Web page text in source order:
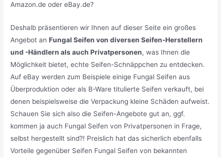
Amazon.de oder eBay.de?
Deshalb präsentieren wir Ihnen auf dieser Seite ein großes
Angebot anFungal Seifen von diversen Seifen-Herstellern
und -Händlern als auch Privatpersonen, was Ihnen die
Möglichkeit bietet, echte Seifen-Schnäppchen zu entdecken.
Auf eBay werden zum Beispiele einige Fungal Seifen aus
Überproduktion oder als B-Ware titulierte Seifen verkauft, bei
denen beispielsweise die Verpackung kleine Schäden aufweist.
Schauen Sie sich also die Seifen-Angebote gut an, ggf.
kommen ja auch Fungal Seifen von Privatpersonen in Frage,
selbst hergestellt sind?! Preislich hat das sicherlich ebenfalls
Vorteile gegenüber Seifen Fungal Seifen von bekannten